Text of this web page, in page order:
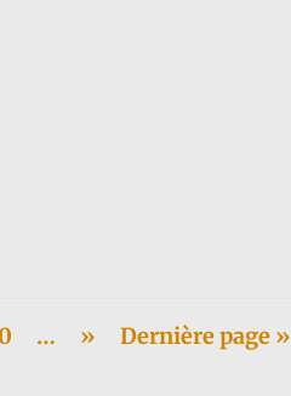
… » Dernière page »